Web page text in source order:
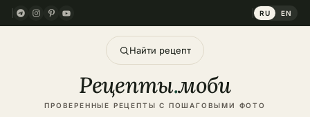
RU EN
Найти рецепт
Рецепты.моби
ПРОВЕРЕННЫЕ РЕЦЕПТЫ С ПОШАГОВЫМИ ФОТО